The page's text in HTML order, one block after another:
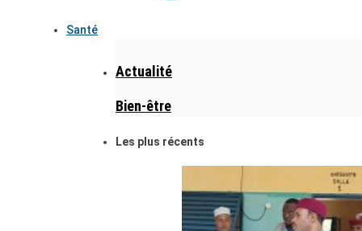
Santé
Actualité
Bien-être
Les plus récents